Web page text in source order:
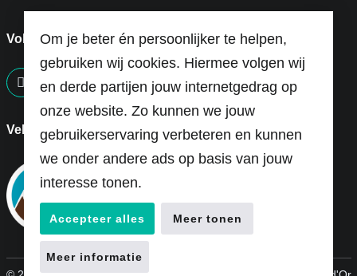
Om je beter én persoonlijker te helpen,
gebruiken wij cookies. Hiermee volgen wij
en derde partijen jouw internetgedrag op
onze website. Zo kunnen we jouw
gebruikerservaring verbeteren en kunnen
we onder andere ads op basis van jouw
interesse tonen.
Accepteer alles Meer tonen
Meer informatie
Volg ons op:
screenreader.visit us on our facebook page: https://
Veldverkenners is een project van